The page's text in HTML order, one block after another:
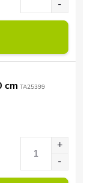
cm TA25399